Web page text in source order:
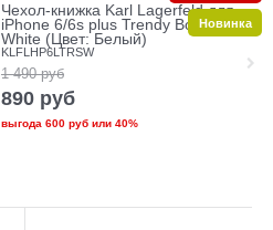
Чехол-книжка Karl Lagerfeld для
iPhone 6/6s plus Trendy Booktype
White (Цвет: Белый)
KLFLHP6LTRSW
1 490 руб
890 руб
выгода 600 рубили 40%
Новинка